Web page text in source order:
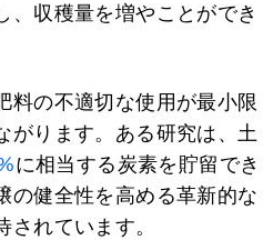
、収穫量を増やことができ
料の不適切な使用が最小限
がります。ある研究は、土
に相当する炭素を貯留でき
の健全性を高める革新的な
れています。